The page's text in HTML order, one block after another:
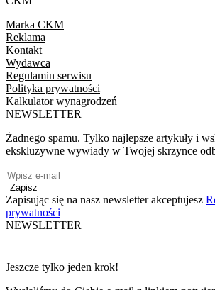
Marka CKM
Reklama
Kontakt
Wydawca
Regulamin serwisu
Polityka prywatności
Kalkulator wynagrodzeń
NEWSLETTER
Żadnego spamu. Tylko najlepsze artykuły i
ekskluzywne wywiady w Twojej skrzynce
Zapisz
Zapisując się na nasz newsletter akceptujesz
prywatności
NEWSLETTER
Jeszcze tylko jeden krok!